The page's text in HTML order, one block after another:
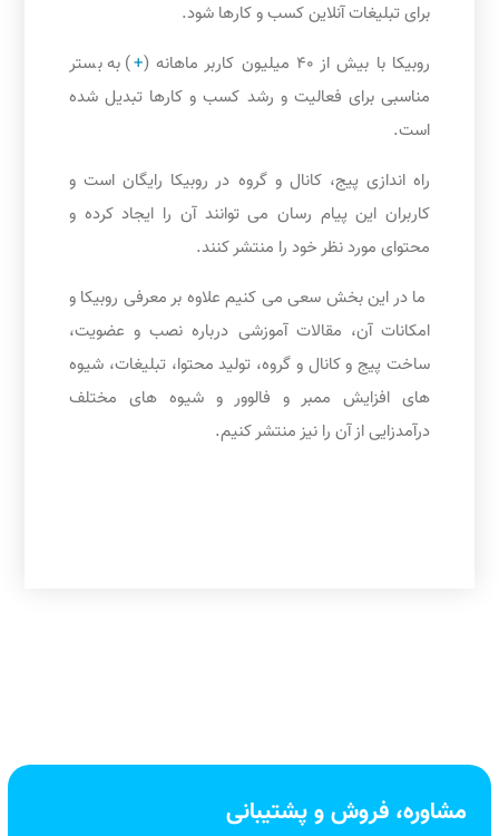
برای تبلیغات آنلاین کسب و کارها شود.
روبیکا با بیش از 40 میلیون کاربر ماهانه (
+) به بستر
مناسبی برای فعالیت و رشد کسب و کارها تبدیل شده
است.
راه اندازی پیج، کانال و گروه در روبیکا رایگان است و
کاربران این پیام رسان می توانند آن را ایجاد کرده و
محتوای مورد نظر خود را منتشر کنند.
ما در این بخش سعی می کنیم علاوه بر معرفی روبیکا و
امکانات آن، مقالات آموزشی درباره نصب و عضویت،
ساخت پیج و کانال و گروه، تولید محتوا، تبلیغات، شیوه
های افزایش ممبر و فالوور و شیوه های مختلف
درآمدزایی از آن را نیز منتشر کنیم.
مشاوره، فروش و پشتیبانی